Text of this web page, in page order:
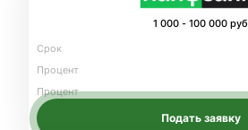
1 000 - 100 000 руб
Срок
Процент
Процент
Подать заявку